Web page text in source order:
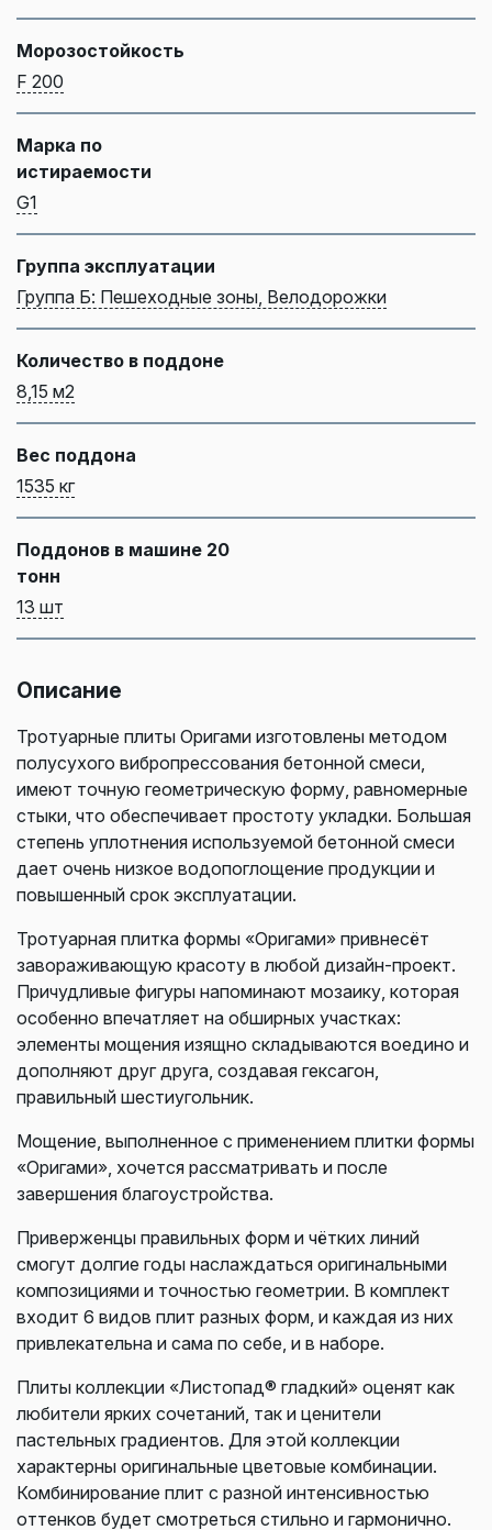
Морозостойкость
F 200
Марка по
истираемости
G1
Группа эксплуатации
Группа Б: Пешеходные зоны, Велодорожки
Количество в поддоне
8,15 м2
Вес поддона
1535 кг
Поддонов в машине 20
тонн
13 шт
Описание
Тротуарные плиты Оригами изготовлены методом
полусухого вибропрессования бетонной смеси,
имеют точную геометрическую форму, равномерные
стыки, что обеспечивает простоту укладки. Большая
степень уплотнения используемой бетонной смеси
дает очень низкое водопоглощение продукции и
повышенный срок эксплуатации.
Тротуарная плитка формы «Оригами» привнесёт
завораживающую красоту в любой дизайн-проект.
Причудливые фигуры напоминают мозаику, которая
особенно впечатляет на обширных участках:
элементы мощения изящно складываются воедино и
дополняют друг друга, создавая гексагон,
правильный шестиугольник.
Мощение, выполненное с применением плитки формы
«Оригами», хочется рассматривать и после
завершения благоустройства.
Приверженцы правильных форм и чётких линий
смогут долгие годы наслаждаться оригинальными
композициями и точностью геометрии. В комплект
входит 6 видов плит разных форм, и каждая из них
привлекательна и сама по себе, и в наборе.
Плиты коллекции «Листопад® гладкий» оценят как
любители ярких сочетаний, так и ценители
пастельных градиентов. Для этой коллекции
характерны оригинальные цветовые комбинации.
Комбинирование плит с разной интенсивностью
оттенков будет смотреться стильно и гармонично.